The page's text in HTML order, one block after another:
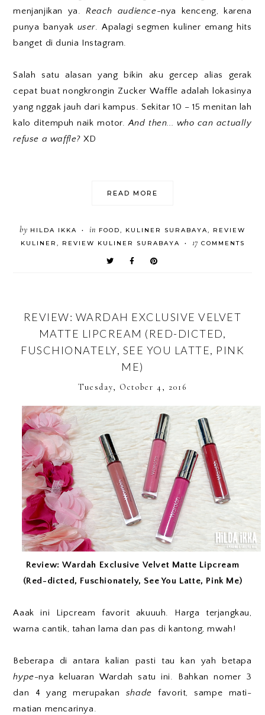
menjanjikan ya.Reach audience-nya kenceng, karena
punya banyak user. Apalagi segmen kuliner emang hits
banget di dunia Instagram.
Salah satu alasan yang bikin aku gercep alias gerak
cepat buat nongkrongin Zucker Waffle adalah lokasinya
yang nggak jauh dari kampus. Sekitar 10 – 15 menitan lah
kalo ditempuh naik motor.And then... who can actually
refuse a waffle? XD
READ MORE
by HILDA IKKA • in FOOD KULINER SURABAYA
REVIEW
KULINER
REVIEW KULINER SURABAYA • 17COMMENTS
REVIEW: WARDAH EXCLUSIVE VELVET
MATTE LIPCREAM (RED-DICTED,
FUSCHIONATELY, SEE YOU LATTE, PINK
ME)
Tuesday, October 4, 2016
Review: Wardah Exclusive Velvet Matte Lipcream
(Red-dicted, Fuschionately, See You Latte, Pink Me)
Aaak ini Lipcream favorit akuuuh. Harga terjangkau,
warna cantik, tahan lama dan pas di kantong, mwah!
Beberapa di antara kalian pasti tau kan yah betapa
hype-nya keluaran Wardah satu ini. Bahkan nomer 3
dan 4 yang merupakan shade favorit, sampe mati-
matian mencarinya.